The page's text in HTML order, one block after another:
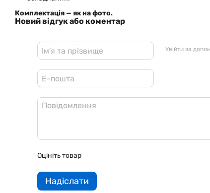
Комплектація — як на фото.
Новий відгук або коментар
Увійти за
Оцініть товар
Надіслати